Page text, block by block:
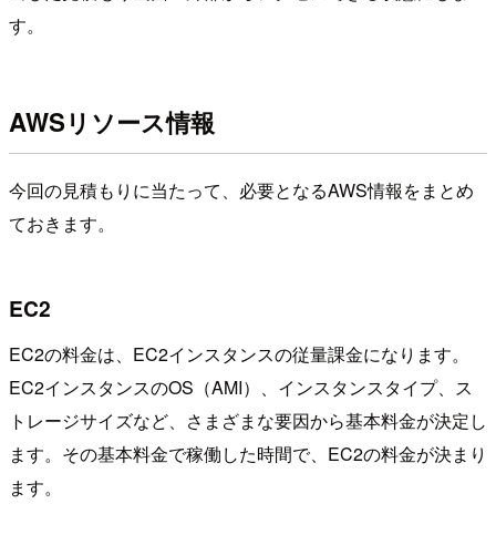
す。
AWSリソース情報
今回の見積もりに当たって、必要となるAWS情報をまとめ
ておきます。
EC2
EC2の料金は、EC2インスタンスの従量課金になります。
EC2インスタンスのOS（AMI）、インスタンスタイプ、ス
トレージサイズなど、さまざまな要因から基本料金が決定し
ます。その基本料金で稼働した時間で、EC2の料金が決まり
ます。